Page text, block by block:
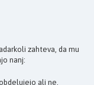
zahteva, da mu
nanj:
ali ne,